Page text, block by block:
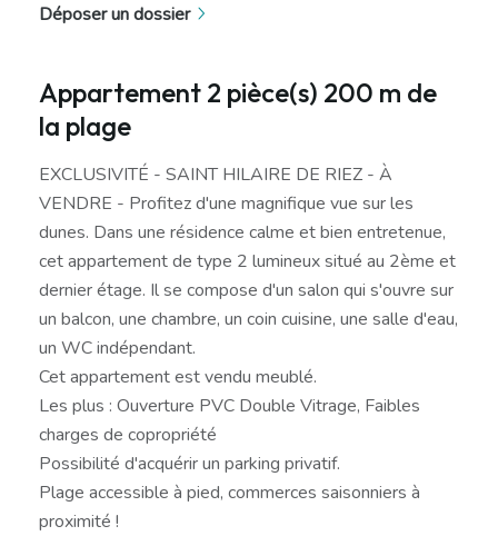
Déposer un dossier
Appartement 2 pièce(s) 200 m de
la plage
EXCLUSIVITÉ - SAINT HILAIRE DE RIEZ - À
VENDRE - Profitez d'une magnifique vue sur les
dunes. Dans une résidence calme et bien entretenue,
cet appartement de type 2 lumineux situé au 2ème et
dernier étage. Il se compose d'un salon qui s'ouvre sur
un balcon, une chambre, un coin cuisine, une salle d'eau,
un WC indépendant.
Cet appartement est vendu meublé.
Les plus : Ouverture PVC Double Vitrage, Faibles
charges de copropriété
Possibilité d'acquérir un parking privatif.
Plage accessible à pied, commerces saisonniers à
proximité !